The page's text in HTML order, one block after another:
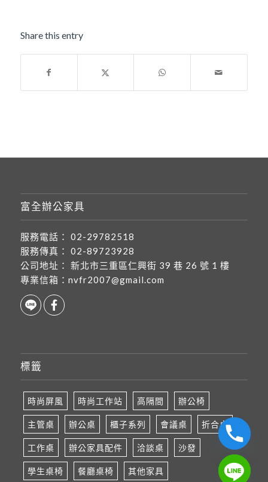
Share this entry
富全辦公家具
服務電話：
02-29782518
服務傳真：
02-89723928
公司地址：
新北市三重區仁興街 39 巷 26 號 1 樓
專業信箱： nvfr2007@gmail.com
標籤
時尚屏風 時尚工作站 高隔間 辦公椅
主管桌 辦公桌 櫃子系列 會議桌 折合桌
工作桌 辦公家具配件 洽談桌 沙發
學生桌椅 餐廳桌椅 其他家具